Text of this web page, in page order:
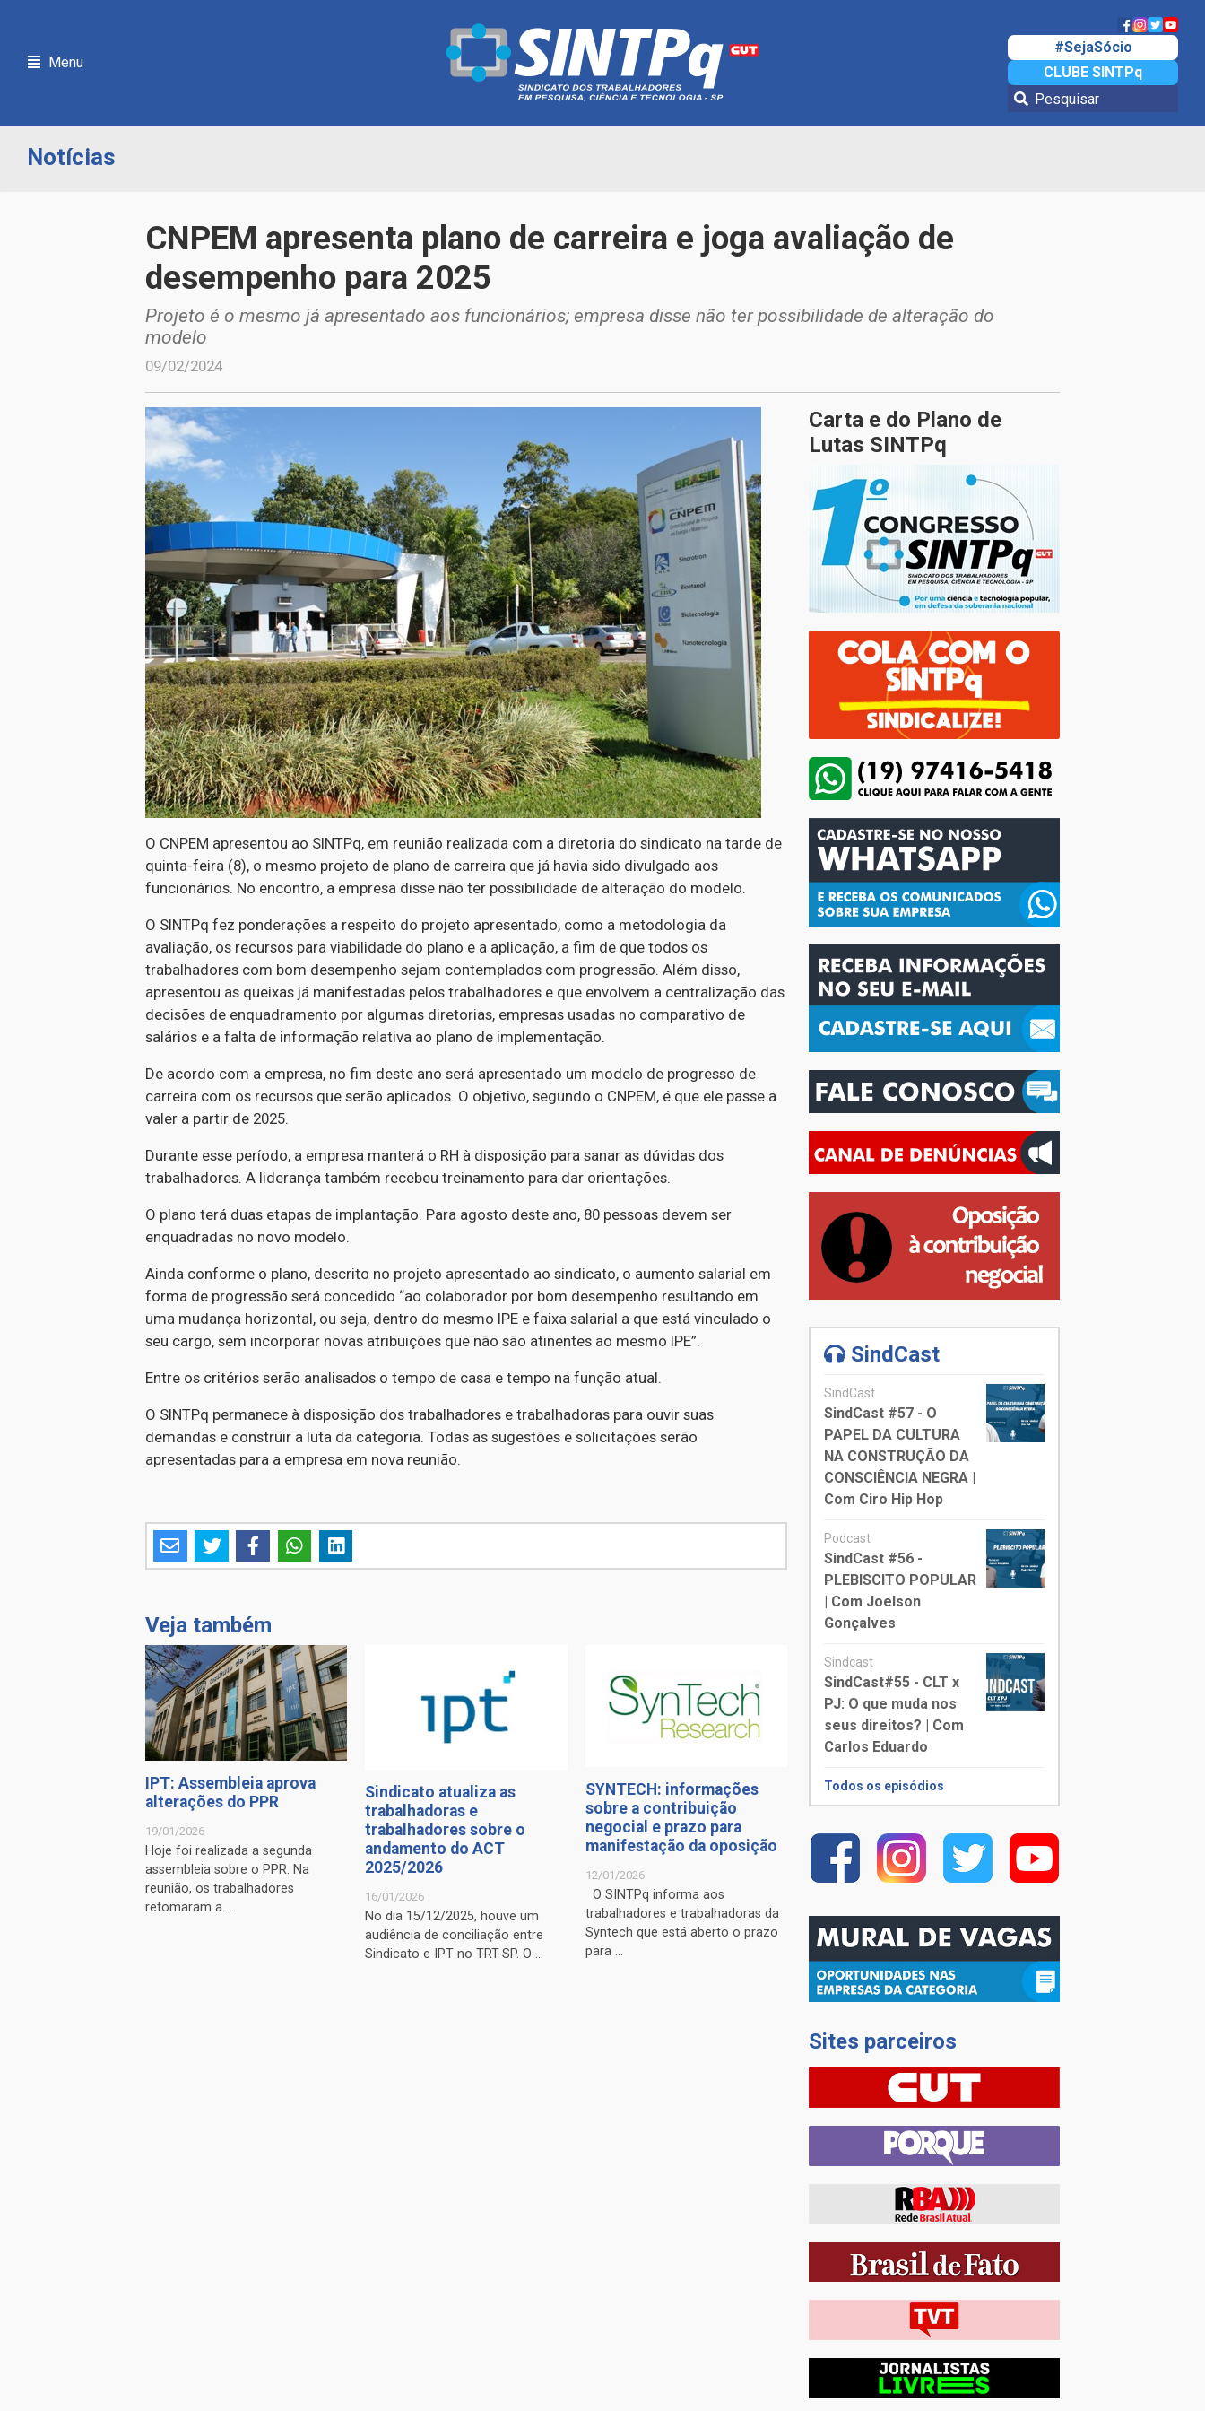
Menu
#SejaSócio
CLUBE SINTPq
Notícias
CNPEM apresenta plano de carreira e joga avaliação de
desempenho para 2025
Projeto é o mesmo já apresentado aos funcionários; empresa disse não ter possibilidade de alteração do
modelo
09/02/2024
O CNPEM apresentou ao SINTPq, em reunião realizada com a diretoria do sindicato na tarde de
quinta-feira (8), o mesmo projeto de plano de carreira que já havia sido divulgado aos
funcionários. No encontro, a empresa disse não ter possibilidade de alteração do modelo.
O SINTPq fez ponderações a respeito do projeto apresentado, como a metodologia da
avaliação, os recursos para viabilidade do plano e a aplicação, a fim de que todos os
trabalhadores com bom desempenho sejam contemplados com progressão. Além disso,
apresentou as queixas já manifestadas pelos trabalhadores e que envolvem a centralização das
decisões de enquadramento por algumas diretorias, empresas usadas no comparativo de
salários e a falta de informação relativa ao plano de implementação.
De acordo com a empresa, no fim deste ano será apresentado um modelo de progresso de
carreira com os recursos que serão aplicados. O objetivo, segundo o CNPEM, é que ele passe a
valer a partir de 2025.
Durante esse período, a empresa manterá o RH à disposição para sanar as dúvidas dos
trabalhadores. A liderança também recebeu treinamento para dar orientações.
O plano terá duas etapas de implantação. Para agosto deste ano, 80 pessoas devem ser
enquadradas no novo modelo.
Ainda conforme o plano, descrito no projeto apresentado ao sindicato, o aumento salarial em
forma de progressão será concedido “ao colaborador por bom desempenho resultando em
uma mudança horizontal, ou seja, dentro do mesmo IPE e faixa salarial a que está vinculado o
seu cargo, sem incorporar novas atribuições que não são atinentes ao mesmo IPE”.
Entre os critérios serão analisados o tempo de casa e tempo na função atual.
O SINTPq permanece à disposição dos trabalhadores e trabalhadoras para ouvir suas
demandas e construir a luta da categoria. Todas as sugestões e solicitações serão
apresentadas para a empresa em nova reunião.
Veja também
IPT: Assembleia aprova
alterações do PPR
19/01/2026
Hoje foi realizada a segunda
assembleia sobre o PPR. Na
reunião, os trabalhadores
retomaram a ...
Sindicato atualiza as
trabalhadoras e
trabalhadores sobre o
andamento do ACT
2025/2026
16/01/2026
No dia 15/12/2025, houve um
audiência de conciliação entre
Sindicato e IPT no TRT-SP. O ...
SYNTECH: informações
sobre a contribuição
negocial e prazo para
manifestação da oposição
12/01/2026
O SINTPq informa aos
trabalhadores e trabalhadoras da
Syntech que está aberto o prazo
para ...
Carta e do Plano de
Lutas SINTPq
SindCast
SindCast
SindCast #57 - O
PAPEL DA CULTURA
NA CONSTRUÇÃO DA
CONSCIÊNCIA NEGRA |
Com Ciro Hip Hop
Podcast
SindCast #56 -
PLEBISCITO POPULAR
| Com Joelson
Gonçalves
Sindcast
SindCast#55 - CLT x
PJ: O que muda nos
seus direitos? | Com
Carlos Eduardo
Todos os episódios
Sites parceiros